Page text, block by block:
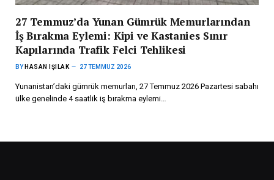
27 Temmuz’da Yunan Gümrük Memurlarından
İş Bırakma Eylemi: Kipi ve Kastanies Sınır
Kapılarında Trafik Felci Tehlikesi
BY HASAN IŞILAK 27 TEMMUZ 2026
Yunanistan’daki gümrük memurları, 27 Temmuz 2026 Pazartesi sabahı
ülke genelinde 4 saatlik iş bırakma eylemi…